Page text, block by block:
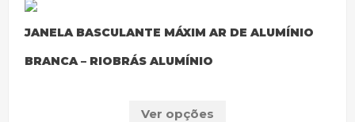
JANELA BASCULANTE MÁXIM AR DE ALUMÍNIO
BRANCA – RIOBRÁS ALUMÍNIO
Ver opções